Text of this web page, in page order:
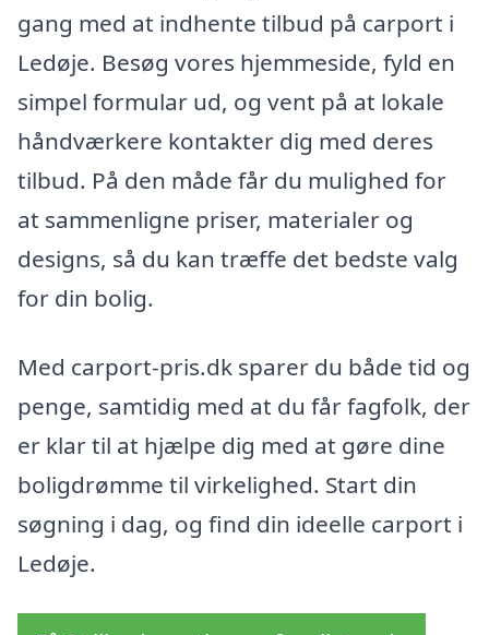
gang med at indhente tilbud på carport i
Ledøje. Besøg vores hjemmeside, fyld en
simpel formular ud, og vent på at lokale
håndværkere kontakter dig med deres
tilbud. På den måde får du mulighed for
at sammenligne priser, materialer og
designs, så du kan træffe det bedste valg
for din bolig.
Med carport-pris.dk sparer du både tid og
penge, samtidig med at du får fagfolk, der
er klar til at hjælpe dig med at gøre dine
boligdrømme til virkelighed. Start din
søgning i dag, og find din ideelle carport i
Ledøje.